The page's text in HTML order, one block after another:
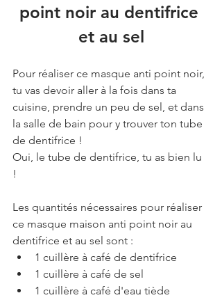
point noir au dentifrice
et au sel
Pour réaliser ce masque anti point noir,
tu vas devoir aller à la fois dans ta
cuisine, prendre un peu de sel, et dans
la salle de bain pour y trouver ton tube
de dentifrice !
Oui, le tube de dentifrice, tu as bien lu
!
Les quantités nécessaires pour réaliser
ce masque maison anti point noir au
dentifrice et au sel sont :
1 cuillère à café de dentifrice
1 cuillère à café de sel
1 cuillère à café d'eau tiède